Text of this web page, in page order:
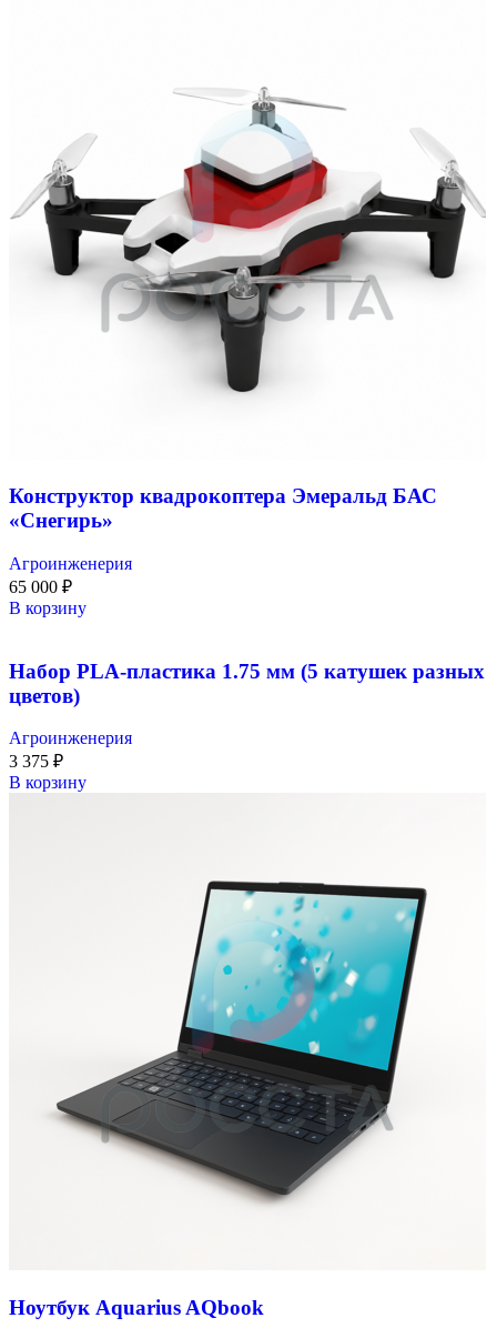
Конструктор квадрокоптера Эмеральд БАС
«Снегирь»
Агроинженерия
65 000 ₽
В корзину
Набор PLA-пластика 1.75 мм (5 катушек разных
цветов)
Агроинженерия
3 375 ₽
В корзину
Ноутбук Aquarius AQbook